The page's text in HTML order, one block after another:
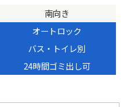
南向き
オートロック
バス・トイレ別
24時間ゴミ出し可